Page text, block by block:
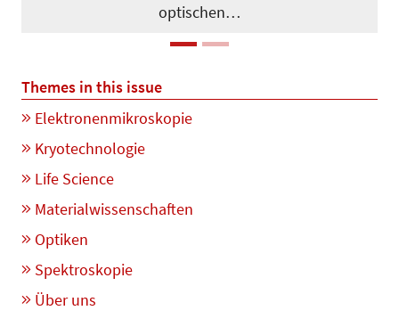
optischen…
Themes in this issue
Elektronenmikroskopie
Kryotechnologie
Life Science
Materialwissenschaften
Optiken
Spektroskopie
Über uns